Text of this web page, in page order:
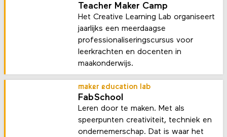
Teacher Maker Camp
Het Creative Learning Lab organiseert
jaarlijks een meerdaagse
professionaliseringscursus voor
leerkrachten en docenten in
maakonderwijs.
maker education lab
FabSchool
Leren door te maken. Met als
speerpunten creativiteit, techniek en
ondernemerschap. Dat is waar het